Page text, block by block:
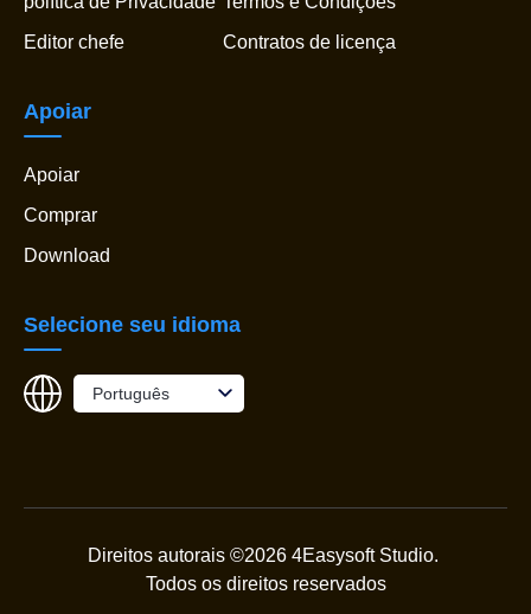
Editor chefe
Contratos de licença
Apoiar
Apoiar
Comprar
Download
Selecione seu idioma
Português
Direitos autorais ©2026 4Easysoft Studio.
Todos os direitos reservados